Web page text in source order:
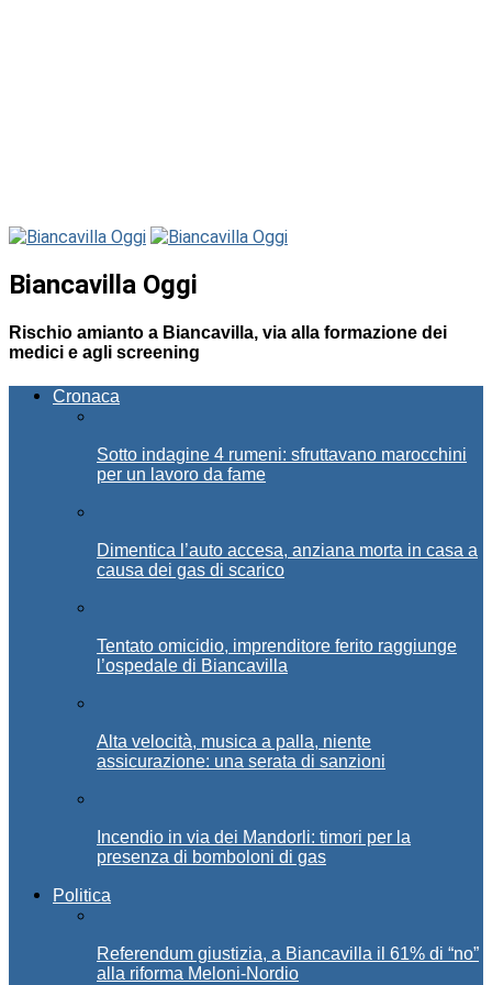
Biancavilla Oggi
Rischio amianto a Biancavilla, via alla formazione dei
medici e agli screening
Cronaca
Sotto indagine 4 rumeni: sfruttavano marocchini
per un lavoro da fame
Dimentica l’auto accesa, anziana morta in casa a
causa dei gas di scarico
Tentato omicidio, imprenditore ferito raggiunge
l’ospedale di Biancavilla
Alta velocità, musica a palla, niente
assicurazione: una serata di sanzioni
Incendio in via dei Mandorli: timori per la
presenza di bomboloni di gas
Politica
Referendum giustizia, a Biancavilla il 61% di “no”
alla riforma Meloni-Nordio